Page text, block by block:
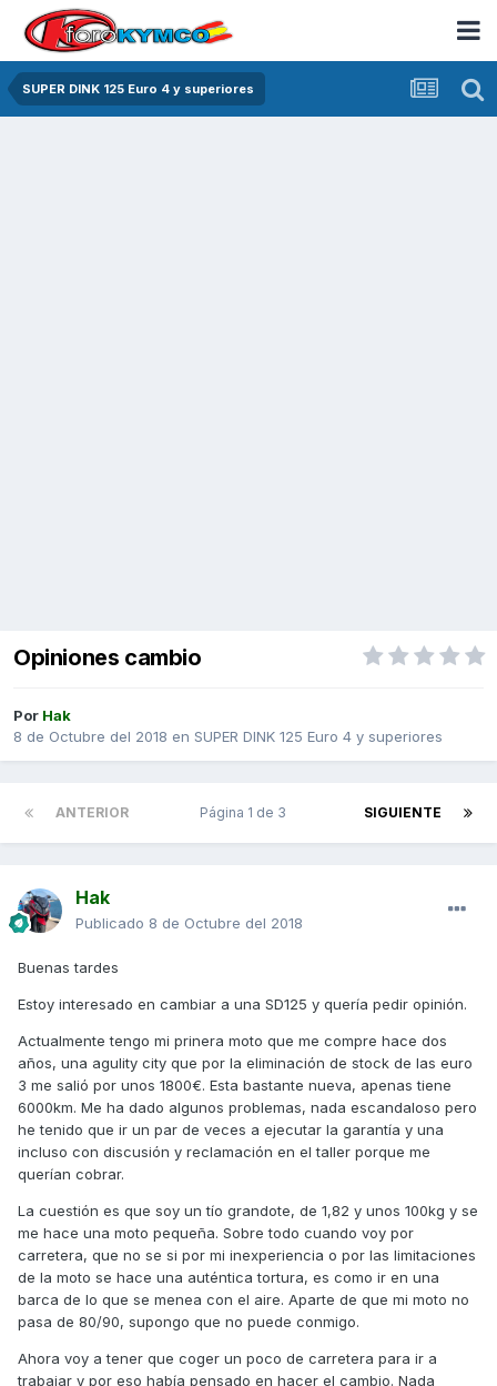
SUPER DINK 125 Euro 4 y superiores
Opiniones cambio
Por Hak
8 de Octubre del 2018 en SUPER DINK 125 Euro 4 y superiores
ANTERIOR SIGUIENTE
Página 1 de 3
Hak
Publicado 8 de Octubre del 2018
Buenas tardes
Estoy interesado en cambiar a una SD125 y quería pedir opinión.
Actualmente tengo mi prinera moto que me compre hace dos
años, una agulity city que por la eliminación de stock de las euro
3 me salió por unos 1800€. Esta bastante nueva, apenas tiene
6000km. Me ha dado algunos problemas, nada escandaloso pero
he tenido que ir un par de veces a ejecutar la garantía y una
incluso con discusión y reclamación en el taller porque me
querían cobrar.
La cuestión es que soy un tío grandote, de 1,82 y unos 100kg y se
me hace una moto pequeña. Sobre todo cuando voy por
carretera, que no se si por mi inexperiencia o por las limitaciones
de la moto se hace una auténtica tortura, es como ir en una
barca de lo que se menea con el aire. Aparte de que mi moto no
pasa de 80/90, supongo que no puede conmigo.
Ahora voy a tener que coger un poco de carretera para ir a
trabajar y por eso había pensado en hacer el cambio. Nada